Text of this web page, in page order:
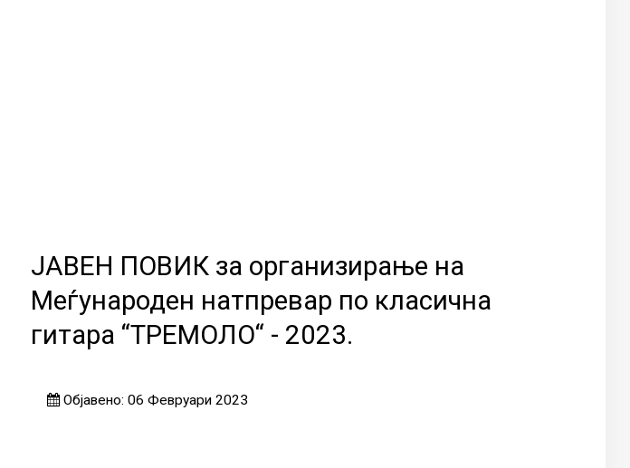
ЈАВЕН ПОВИК за организирање на
Меѓународен натпревар по класична
гитара “ТРЕМОЛО“ - 2023.
Објавено: 06 Февруари 2023